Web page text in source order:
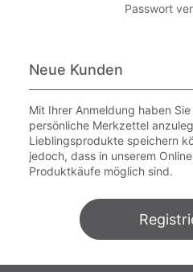
Passwort
Neue Kunden
Mit Ihrer Anmeldung haben
persönliche Merkzettel
Lieblingsprodukte speichern
jedoch, dass in unserem
Produktkäufe möglich sind.